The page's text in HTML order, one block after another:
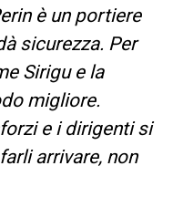
è un portiere
sicurezza. Per
Sirigu e la
migliore.
e i dirigenti si
arrivare, non